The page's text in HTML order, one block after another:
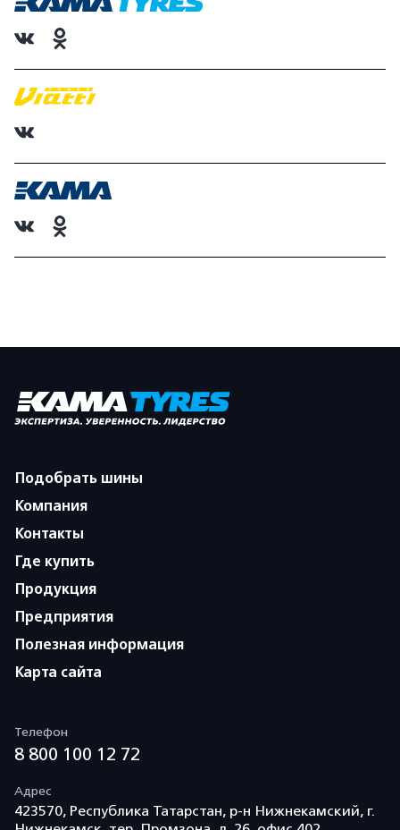
Подобрать шины
Компания
Контакты
Где купить
Продукция
Предприятия
Полезная информация
Карта сайта
Телефон
8 800 100 12 72
Адрес
423570, Республика Татарстан, р-н Нижнекамский, г.